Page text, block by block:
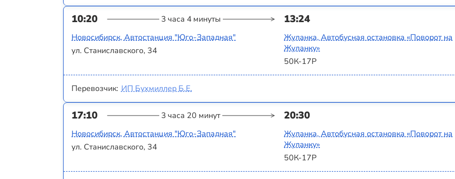
10:20 3 часа 4 минуты 13:24
Новосибирск, Автостанция "Юго-Западная"
ул. Станиславского, 34
Жуланка, Автобусная остановка «Поворот на
Жуланку»
50К-17Р
Перевозчик: ИП Бухмиллер Б.Е.
17:10 3 часа 20 минут 20:30
Новосибирск, Автостанция "Юго-Западная"
ул. Станиславского, 34
Жуланка, Автобусная остановка «Поворот на
Жуланку»
50К-17Р